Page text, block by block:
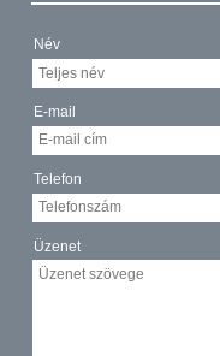
Név
E-mail
Telefon
Üzenet